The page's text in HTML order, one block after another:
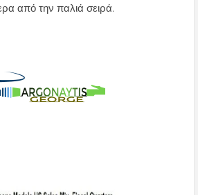
από την παλιά σειρά.